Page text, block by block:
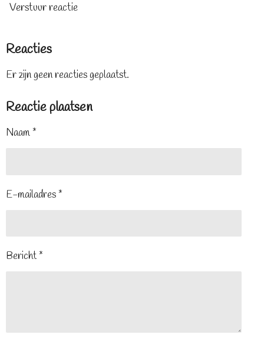
Verstuur reactie
Reacties
Er zijn geen reacties geplaatst.
Reactie plaatsen
Naam *
E-mailadres *
Bericht *